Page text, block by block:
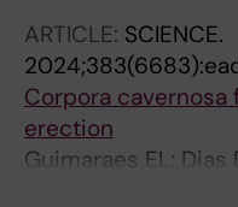
Christoffersson G;
ARTICLE: SCIENCE.
Corpora
erection
Guimaraes EL; Dias
D; Garcia-Collado